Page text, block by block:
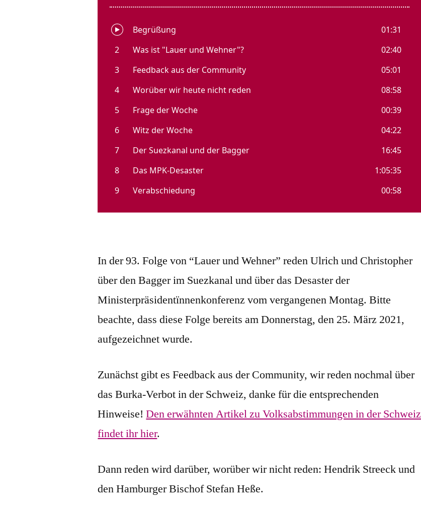
In der 93. Folge von “Lauer und Wehner” reden Ulrich und Christopher
über den Bagger im Suezkanal und über das Desaster der
Ministerpräsidentïnnenkonferenz vom vergangenen Montag. Bitte
beachte, dass diese Folge bereits am Donnerstag, den 25. März 2021,
aufgezeichnet wurde.
Zunächst gibt es Feedback aus der Community, wir reden nochmal über
das Burka-Verbot in der Schweiz, danke für die entsprechenden
Hinweise!Den erwähnten Artikel zu Volksabstimmungen in der Schweiz
findet ihr hier.
Dann reden wird darüber, worüber wir nicht reden: Hendrik Streeck und
den Hamburger Bischof Stefan Heße.